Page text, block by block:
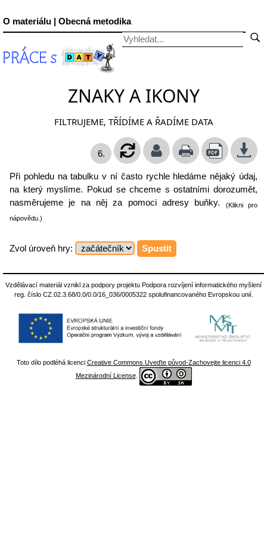
O materiálu | Obecná metodika
ZNAKY A IKONY
FILTRUJEME, TŘÍDÍME A ŘADÍME DATA
6.
Při pohledu na tabulku v ní často rychle hledáme nějaký údaj,
na který myslíme. Pokud se chceme s ostatními dorozumět,
nasměrujeme je na něj za pomoci adresy buňky.
(Klikni pro
nápovědu.)
Zvol úroveň hry:
Vzdělávací materiál vznikl za podpory projektu Podpora rozvíjení informatického myšlení
reg. číslo CZ.02.3.68/0.0/0.0/16_036/0005322 spolufinancovaného Evropskou unií.
Toto dílo podléhá licenci Creative Commons Uveďte původ-Zachovejte licenci 4.0
Mezinárodní License.